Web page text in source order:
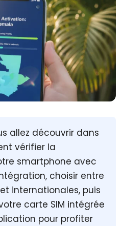
allez découvrir dans
vérifier la
smartphone avec
choisir entre
internationales, puis
carte SIM intégrée
pour profiter